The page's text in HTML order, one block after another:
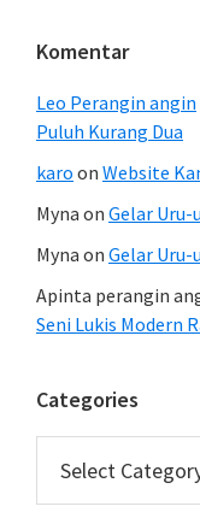
Komentar
Leo Perangin angin
Puluh Kurang Dua
karo on Website
Myna on Gelar Uru-
Myna on Gelar Uru-
Apinta perangin
Seni Lukis Modern
Categories